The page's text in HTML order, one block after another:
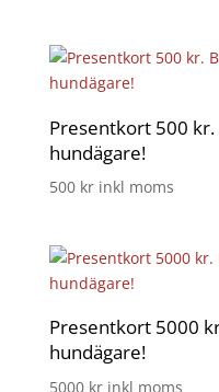
Presentkort 500
hundägare!
500 kr inkl moms
Presentkort 5000
hundägare!
5000 kr inkl moms